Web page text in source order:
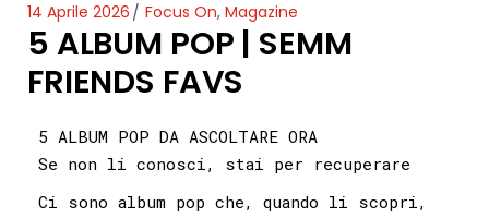
14 Aprile 2026 Focus On, Magazine
5 ALBUM POP | SEMM
FRIENDS FAVS
5 ALBUM POP DA ASCOLTARE ORA
Se non li conosci, stai per recuperare
Ci sono album pop che, quando li scopri,